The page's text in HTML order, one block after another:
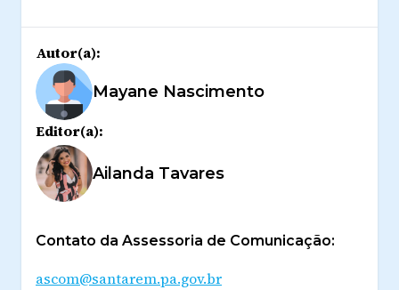
Autor(a):
Mayane Nascimento
Editor(a):
Ailanda Tavares
Contato da Assessoria de Comunicação:
ascom@santarem.pa.gov.br